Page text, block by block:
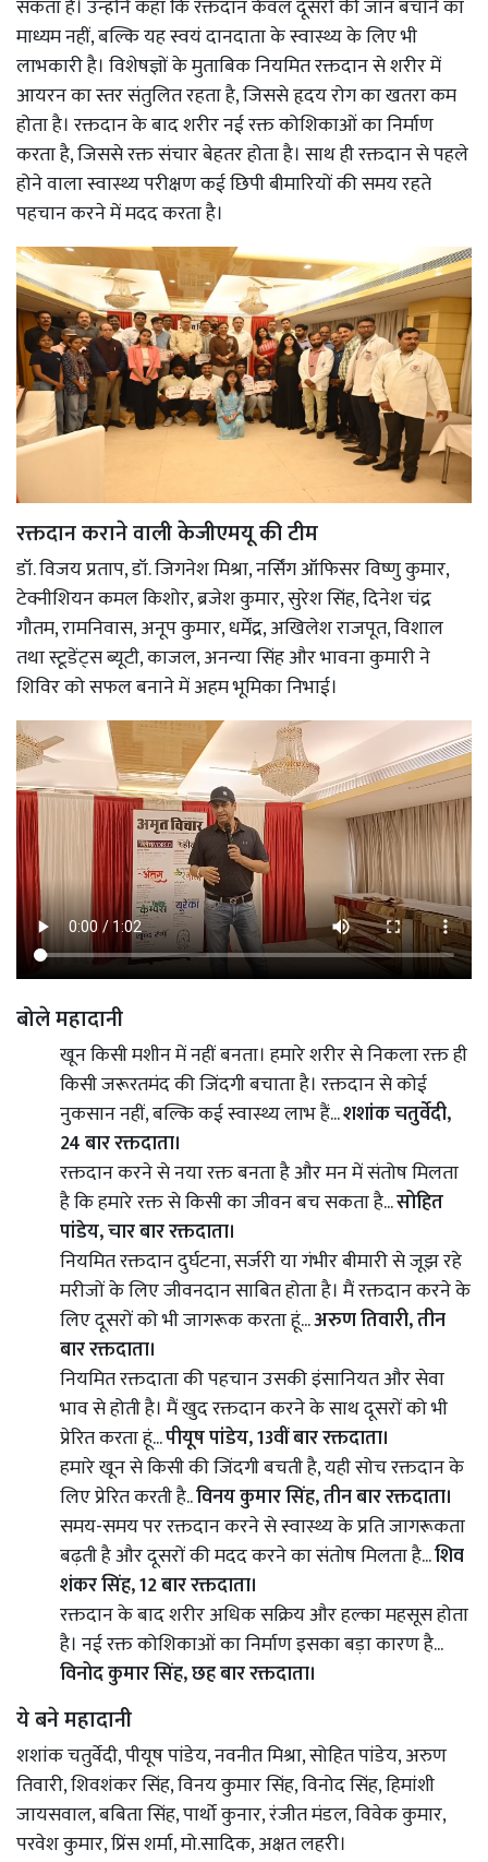
सकता है। उन्होंने कहा कि रक्तदान केवल दूसरों की जान बचाने का
माध्यम नहीं, बल्कि यह स्वयं दानदाता के स्वास्थ्य के लिए भी
लाभकारी है। विशेषज्ञों के मुताबिक नियमित रक्तदान से शरीर में
आयरन का स्तर संतुलित रहता है, जिससे हृदय रोग का खतरा कम
होता है। रक्तदान के बाद शरीर नई रक्त कोशिकाओं का निर्माण
करता है, जिससे रक्त संचार बेहतर होता है। साथ ही रक्तदान से पहले
होने वाला स्वास्थ्य परीक्षण कई छिपी बीमारियों की समय रहते
पहचान करने में मदद करता है।
रक्तदान कराने वाली केजीएमयू की टीम
डॉ. विजय प्रताप, डॉ. जिगनेश मिश्रा, नर्सिंग ऑफिसर विष्णु कुमार,
टेक्नीशियन कमल किशोर, ब्रजेश कुमार, सुरेश सिंह, दिनेश चंद्र
गौतम, रामनिवास, अनूप कुमार, धर्मेंद्र, अखिलेश राजपूत, विशाल
तथा स्टूडेंट्स ब्यूटी, काजल, अनन्या सिंह और भावना कुमारी ने
शिविर को सफल बनाने में अहम भूमिका निभाई।
बोले महादानी
खून किसी मशीन में नहीं बनता। हमारे शरीर से निकला रक्त ही
किसी जरूरतमंद की जिंदगी बचाता है। रक्तदान से कोई
नुकसान नहीं, बल्कि कई स्वास्थ्य लाभ हैं...शशांक चतुर्वेदी,
24 बार रक्तदाता।
रक्तदान करने से नया रक्त बनता है और मन में संतोष मिलता
है कि हमारे रक्त से किसी का जीवन बच सकता है...सोहित
पांडेय, चार बार रक्तदाता।
नियमित रक्तदान दुर्घटना, सर्जरी या गंभीर बीमारी से जूझ रहे
मरीजों के लिए जीवनदान साबित होता है। मैं रक्तदान करने के
लिए दूसरों को भी जागरूक करता हूं...अरुण तिवारी, तीन
बार रक्तदाता।
नियमित रक्तदाता की पहचान उसकी इंसानियत और सेवा
भाव से होती है। मैं खुद रक्तदान करने के साथ दूसरों को भी
प्रेरित करता हूं...पीयूष पांडेय, 13वीं बार रक्तदाता।
हमारे खून से किसी की जिंदगी बचती है, यही सोच रक्तदान के
लिए प्रेरित करती है..विनय कुमार सिंह, तीन बार रक्तदाता।
समय-समय पर रक्तदान करने से स्वास्थ्य के प्रति जागरूकता
बढ़ती है और दूसरों की मदद करने का संतोष मिलता है...शिव
शंकर सिंह, 12 बार रक्तदाता।
रक्तदान के बाद शरीर अधिक सक्रिय और हल्का महसूस होता
है। नई रक्त कोशिकाओं का निर्माण इसका बड़ा कारण है...
विनोद कुमार सिंह, छह बार रक्तदाता।
ये बने महादानी
शशांक चतुर्वेदी, पीयूष पांडेय, नवनीत मिश्रा, सोहित पांडेय, अरुण
तिवारी, शिवशंकर सिंह, विनय कुमार सिंह, विनोद सिंह, हिमांशी
जायसवाल, बबिता सिंह, पार्थो कुनार, रंजीत मंडल, विवेक कुमार,
परवेश कुमार, प्रिंस शर्मा, मो.सादिक, अक्षत लहरी।